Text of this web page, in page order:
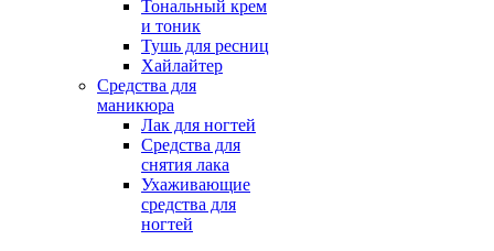
Тональный крем
и тоник
Тушь для ресниц
Хайлайтер
Средства для
маникюра
Лак для ногтей
Средства для
снятия лака
Ухаживающие
средства для
ногтей